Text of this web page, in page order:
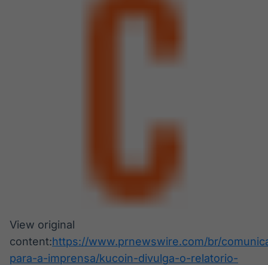
View original
content:https://www.prnewswire.com/br/
para-a-imprensa/kucoin-divulga-o-relatorio-